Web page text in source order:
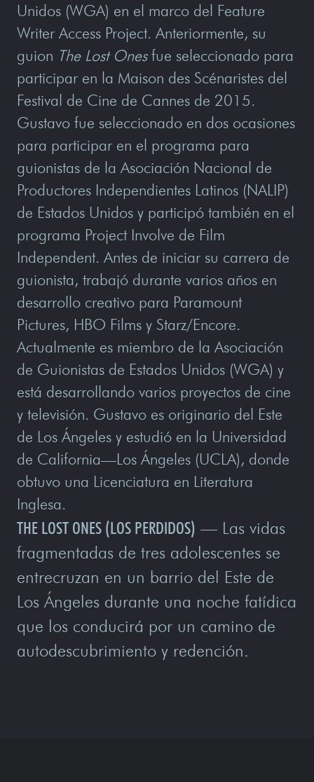
Unidos (WGA) en el marco del Feature
Writer Access Project. Anteriormente, su
guion The Lost Onesfue seleccionado para
participar en la Maison des Scénaristes del
Festival de Cine de Cannes de 2015.
Gustavo fue seleccionado en dos ocasiones
para participar en el programa para
guionistas de la Asociación Nacional de
Productores Independientes Latinos (NALIP)
de Estados Unidos y participó también en el
programa Project Involve de Film
Independent. Antes de iniciar su carrera de
guionista, trabajó durante varios años en
desarrollo creativo para Paramount
Pictures, HBO Films y Starz/Encore.
Actualmente es miembro de la Asociación
de Guionistas de Estados Unidos (WGA) y
está desarrollando varios proyectos de cine
y televisión. Gustavo es originario del Este
de Los Ángeles y estudió en la Universidad
de California—Los Ángeles (UCLA), donde
obtuvo una Licenciatura en Literatura
Inglesa.
THE LOST ONES (LOS PERDIDOS) — Las vidas
fragmentadas de tres adolescentes se
entrecruzan en un barrio del Este de
Los Ángeles durante una noche fatídica
que los conducirá por un camino de
autodescubrimiento y redención.